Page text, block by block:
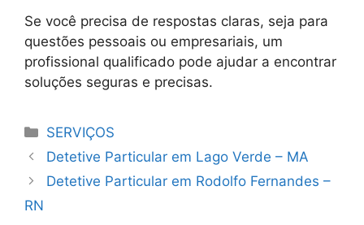
Se você precisa de respostas claras, seja para
questões pessoais ou empresariais, um
profissional qualificado pode ajudar a encontrar
soluções seguras e precisas.
Categorias
SERVIÇOS
Detetive Particular em Lago Verde – MA
Detetive Particular em Rodolfo Fernandes –
RN